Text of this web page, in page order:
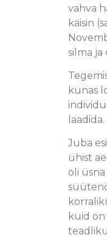
vahva
käisin
silma ja
kunas
Juba
ühist
oli
kuid